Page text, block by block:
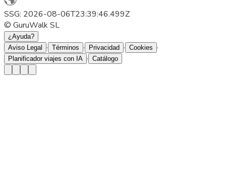
SSG: 2026-08-06T23:39:46.499Z
© GuruWalk SL
¿Ayuda?
Aviso Legal
· Términos · Privacidad · Cookies ·
Planificador viajes con IA · Catálogo